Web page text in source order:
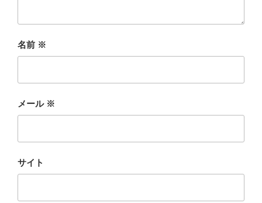
名前 ※
メール ※
サイト